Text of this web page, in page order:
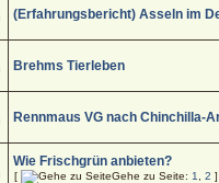
(Erfahrungsbericht) Asseln im
Brehms Tierleben
Rennmaus VG nach Chinchilla-
Wie Frischgrün anbieten?
[ Gehe zu Seite: 1 ,2 ]